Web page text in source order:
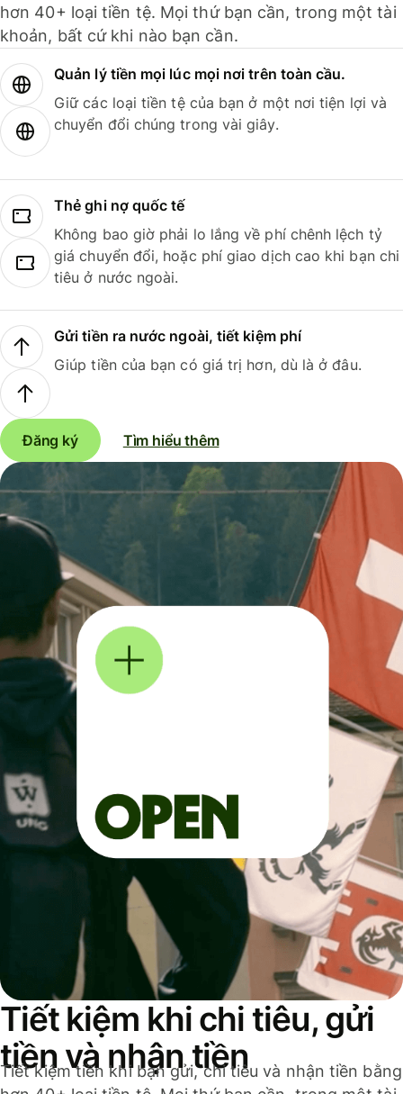
hơn 40+ loại tiền tệ. Mọi thứ bạn cần, trong một tài
khoản, bất cứ khi nào bạn cần.
Quản lý tiền mọi lúc mọi nơi trên toàn cầu.
Giữ các loại tiền tệ của bạn ở một nơi tiện lợi và
chuyển đổi chúng trong vài giây.
Thẻ ghi nợ quốc tế
Không bao giờ phải lo lắng về phí chênh lệch tỷ
giá chuyển đổi, hoặc phí giao dịch cao khi bạn chi
tiêu ở nước ngoài.
Gửi tiền ra nước ngoài, tiết kiệm phí
Giúp tiền của bạn có giá trị hơn, dù là ở đâu.
Đăng ký Tìm hiểu thêm
Tiết kiệm khi chi tiêu, gửi
tiền và nhận tiền
Tiết kiệm tiền khi bạn gửi, chi tiêu và nhận tiền bằng